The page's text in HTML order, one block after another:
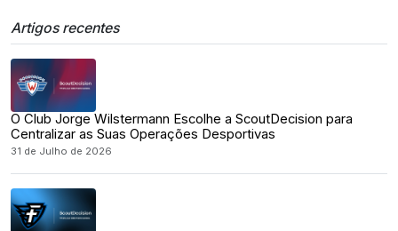
Artigos recentes
O Club Jorge Wilstermann Escolhe a ScoutDecision para
Centralizar as Suas Operações Desportivas
31 de Julho de 2026